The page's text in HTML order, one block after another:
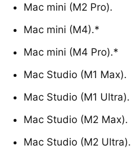
Mac mini (M2 Pro).
Mac mini (M4).*
Mac mini (M4 Pro).*
Mac Studio (M1 Max).
Mac Studio (M1 Ultra).
Mac Studio (M2 Max).
Mac Studio (M2 Ultra).